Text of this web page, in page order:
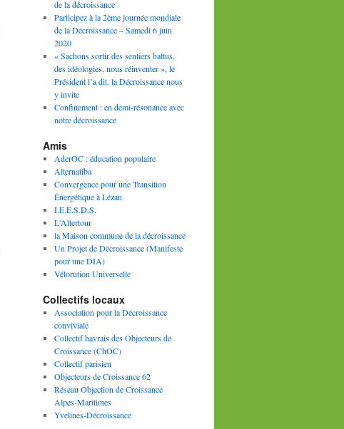
de la décroissance
Participez à la 2ème journée mondiale
de la Décroissance – Samedi 6 juin
2020
« Sachons sortir des sentiers battus,
des idéologies, nous réinventer », le
Président l’a dit, la Décroissance nous
y invite
Confinement : en demi-résonance avec
notre décroissance
Amis
AderOC : éducation populaire
Alternatiba
Convergence pour une Transition
Énergétique à Lézan
I.E.E.S.D.S.
L'Altertour
la Maison commune de la décroissance
Un Projet de Décroissance (Manifeste
pour une DIA)
Vélorution Universelle
Collectifs locaux
Association pour la Décroissance
conviviale
Collectif havrais des Objecteurs de
Croissance (ChOC)
Collectif parisien
Objecteurs de Croissance 62
Réseau Objection de Croissance
Alpes-Maritimes
Yvelines-Décroissance